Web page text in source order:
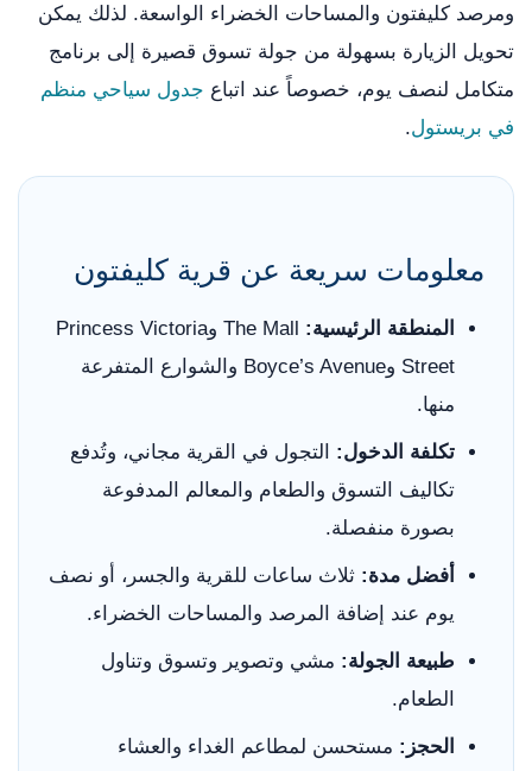
ومرصد كليفتون والمساحات الخضراء الواسعة. لذلك يمكن
تحويل الزيارة بسهولة من جولة تسوق قصيرة إلى برنامج
متكامل لنصف يوم، خصوصاً عند اتباع جدول سياحي منظم
في بريستول.
معلومات سريعة عن قرية كليفتون
المنطقة الرئيسية:
The Mall وPrincess Victoria
Street وBoyce’s Avenue والشوارع المتفرعة
منها.
تكلفة الدخول: التجول في القرية مجاني، وتُدفع
تكاليف التسوق والطعام والمعالم المدفوعة
بصورة منفصلة.
أفضل مدة: ثلاث ساعات للقرية والجسر، أو نصف
يوم عند إضافة المرصد والمساحات الخضراء.
طبيعة الجولة: مشي وتصوير وتسوق وتناول
الطعام.
الحجز: مستحسن لمطاعم الغداء والعشاء